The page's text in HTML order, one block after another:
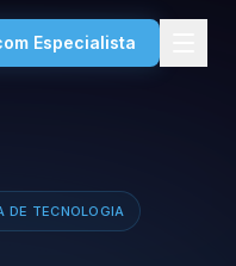
Especialista
DE TECNOLOGIA